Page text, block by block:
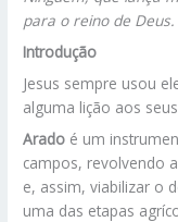
para o reino de
Introdução
Jesus sempre usou
alguma lição aos
Arado é um
campos, revolvendo
e, assim, viabilizar o
uma das etapas